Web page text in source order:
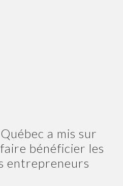
a mis sur
bénéficier les
entrepreneurs